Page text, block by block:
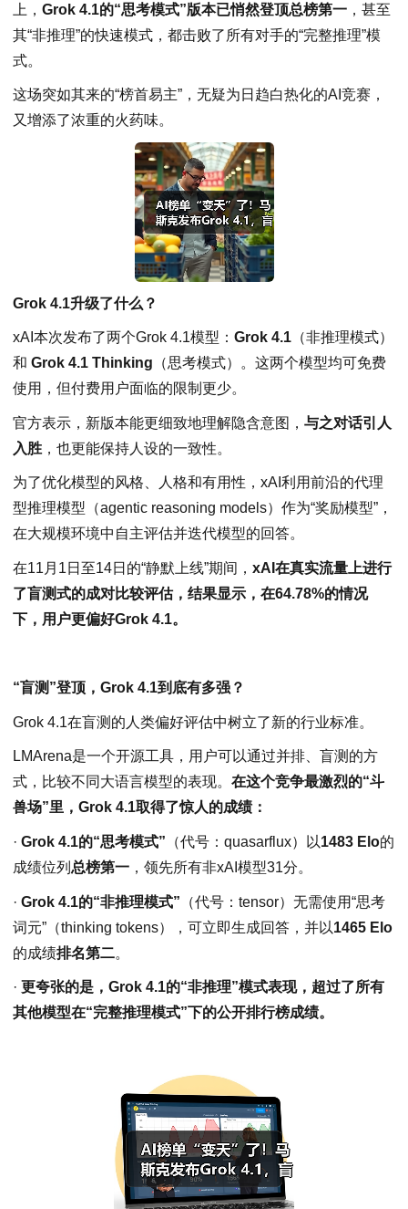
上， Grok 4.1的“思考模式”版本已悄然登顶总榜第一 ，甚至
其“非推理”的快速模式，都击败了所有对手的“完整推理”模
式。
这场突如其来的“榜首易主”，无疑为日趋白热化的AI竞赛，
又增添了浓重的火药味。
Grok 4.1升级了什么？
xAI本次发布了两个Grok 4.1模型： Grok 4.1 （非推理模式）
和 Grok 4.1 Thinking （思考模式）。这两个模型均可免费
使用，但付费用户面临的限制更少。
官方表示，新版本能更细致地理解隐含意图， 与之对话引人
入胜 ，也更能保持人设的一致性。
为了优化模型的风格、人格和有用性，xAI利用前沿的代理
型推理模型（agentic reasoning models）作为“奖励模型”，
在大规模环境中自主评估并迭代模型的回答。
在11月1日至14日的“静默上线”期间， xAI在真实流量上进行
了盲测式的成对比较评估，结果显示，在64.78%的情况
下，用户更偏好Grok 4.1。
“盲测”登顶，Grok 4.1到底有多强？
Grok 4.1在盲测的人类偏好评估中树立了新的行业标准。
LMArena是一个开源工具，用户可以通过并排、盲测的方
式，比较不同大语言模型的表现。 在这个竞争最激烈的“斗
兽场”里，Grok 4.1取得了惊人的成绩：
· Grok 4.1的“思考模式” （代号：quasarflux）以1483 Elo的
成绩位列 总榜第一 ，领先所有非xAI模型31分。
· Grok 4.1的“非推理模式” （代号：tensor）无需使用“思考
词元”（thinking tokens），可立即生成回答，并以1465 Elo
的成绩排名第二。
· 更夸张的是，Grok 4.1的“非推理”模式表现，超过了所有
其他模型在“完整推理模式”下的公开排行榜成绩。